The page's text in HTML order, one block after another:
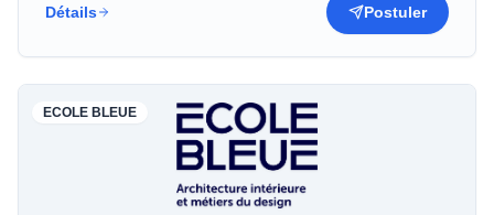
Détails Postuler
ECOLE BLEUE